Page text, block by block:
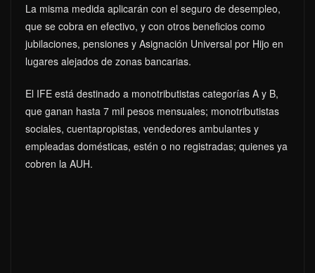
La misma medida aplicarán con el seguro de desempleo,
que se cobra en efectivo, y con otros beneficios como
jubilaciones, pensiones y Asignación Universal por Hijo en
lugares alejados de zonas bancarias.
El IFE está destinado a monotributistas categorías A y B,
que ganan hasta 7 mil pesos mensuales; monotributistas
sociales, cuentapropistas, vendedores ambulantes y
empleadas domésticas, estén o no registradas; quienes ya
cobren la AUH.